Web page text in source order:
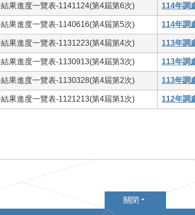
果進度一覽表-1141124(第4屆第6次) 114年調
果進度一覽表-1140616(第4屆第5次) 114年調
果進度一覽表-1131223(第4屆第4次) 113年調
果進度一覽表-1130913(第4屆第3次) 113年調
果進度一覽表-1130328(第4屆第2次) 113年調
果進度一覽表-1121213(第4屆第1次) 112年調
關閉